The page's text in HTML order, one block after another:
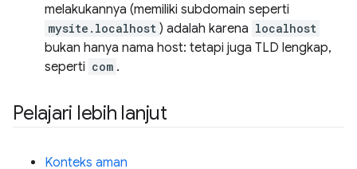
melakukannya (memiliki subdomain seperti
mysite.localhost ) adalah karena localhost
bukan hanya nama host: tetapi juga TLD lengkap,
seperti com .
Pelajari lebih lanjut
Konteks aman